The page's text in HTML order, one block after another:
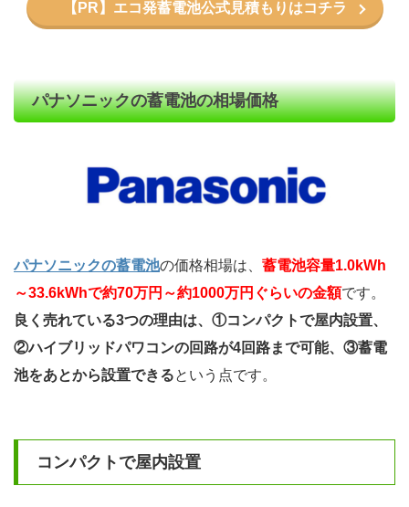
【PR】エコ発蓄電池公式見積もりはコチラ
パナソニックの蓄電池の相場価格
パナソニックの蓄電池の価格相場は、 蓄電池容量1.0kWh
～33.6kWhで約70万円～約1000万円ぐらいの金額です。
良く売れている3つの理由は、①コンパクトで屋内設置、
②ハイブリッドパワコンの回路が4回路まで可能、③蓄電
池をあとから設置できるという点です。
コンパクトで屋内設置